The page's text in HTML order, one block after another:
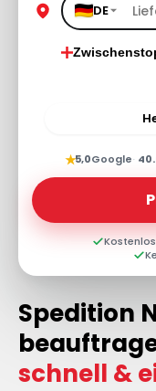
DE
★5,0Google·
Spedition
schnell &